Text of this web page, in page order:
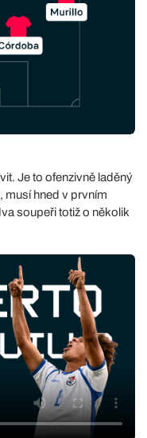
Je to ofenzivně laděný
musí hned v prvním
soupeři totiž o několik